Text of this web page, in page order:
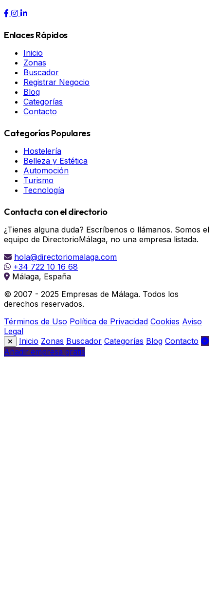
Enlaces Rápidos
Inicio
Zonas
Buscador
Registrar Negocio
Blog
Categorías
Contacto
Categorías Populares
Hostelería
Belleza y Estética
Automoción
Turismo
Tecnología
Contacta con el directorio
¿Tienes alguna duda? Escríbenos o llámanos. Somos el
equipo de DirectorioMálaga, no una empresa listada.
hola@directoriomalaga.com
+34 722 10 16 68
Málaga, España
© 2007 - 2025 Empresas de Málaga. Todos los
derechos reservados.
Términos de Uso Política de Privacidad Cookies Aviso
Legal
Inicio Zonas Buscador Categorías Blog Contacto
Añadir empresa gratis